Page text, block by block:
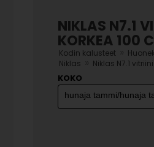
NIKLAS N7.1
KORKEA 100
Kodin kalusteet
Niklas Niklas N7.1
KOKO